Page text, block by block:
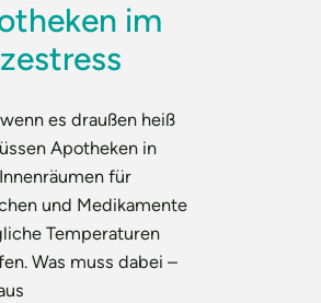
im
es draußen heiß
Apotheken in
für
und Medikamente
Temperaturen
Was muss dabei –